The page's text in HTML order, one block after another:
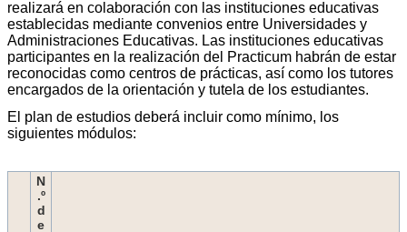
realizará en colaboración con las instituciones educativas
establecidas mediante convenios entre Universidades y
Administraciones Educativas. Las instituciones educativas
participantes en la realización del Practicum habrán de estar
reconocidas como centros de prácticas, así como los tutores
encargados de la orientación y tutela de los estudiantes.
El plan de estudios deberá incluir como mínimo, los
siguientes módulos:
N
.º
d
e